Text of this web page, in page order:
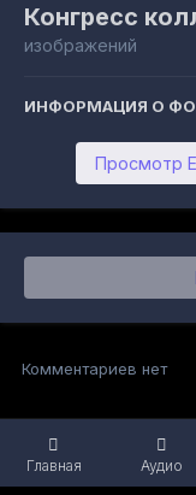
Главная Аудио
Конгресс
изображений
ИНФОРМАЦИЯ О
Просмотр
Комментариев нет